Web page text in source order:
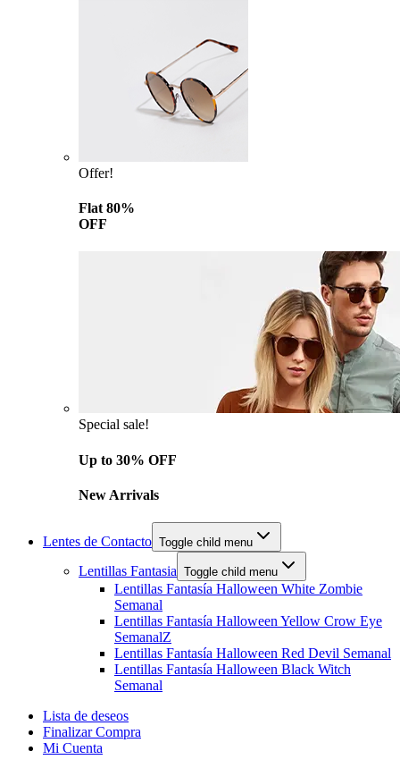
Offer!
Flat 80%
OFF
Special sale!
Up to 30% OFF
New Arrivals
Lentes de Contacto Toggle child menu
Lentillas Fantasia Toggle child menu
Lentillas Fantasía Halloween White Zombie
Semanal
Lentillas Fantasía Halloween Yellow Crow Eye
SemanalZ
Lentillas Fantasía Halloween Red Devil Semanal
Lentillas Fantasía Halloween Black Witch
Semanal
Lista de deseos
Finalizar Compra
Mi Cuenta